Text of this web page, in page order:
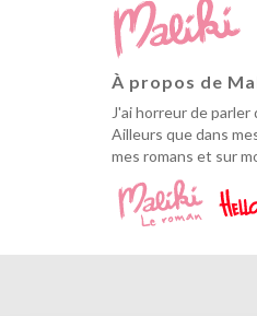
À propos de
J'ai horreur de parler
Ailleurs que dans
mes romans et sur